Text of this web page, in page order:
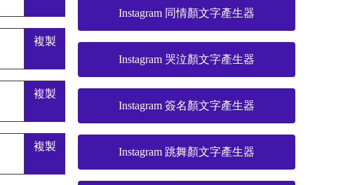
複製
複製
複製
Instagram 同情顏文字產生器
Instagram 哭泣顏文字產生器
Instagram 簽名顏文字產生器
Instagram 跳舞顏文字產生器